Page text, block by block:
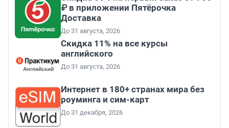
₽ в приложении Пятёрочка
Доставка
До 31 августа, 2026
Скидка 11% на все курсы
английского
До 31 августа, 2026
Интернет в 180+ странах мира без
роуминга и сим-карт
До 31 декабря, 2026